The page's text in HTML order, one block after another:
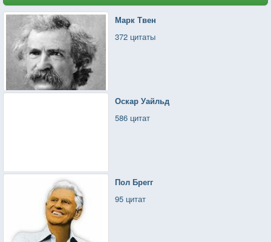
Марк Твен
372 цитаты
Оскар Уайльд
586 цитат
Пол Брегг
95 цитат